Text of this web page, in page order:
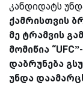
კანდიდატს
ქამრისთვის
მე ტრამვის
მომიწია
დაბრუნება
უნდა